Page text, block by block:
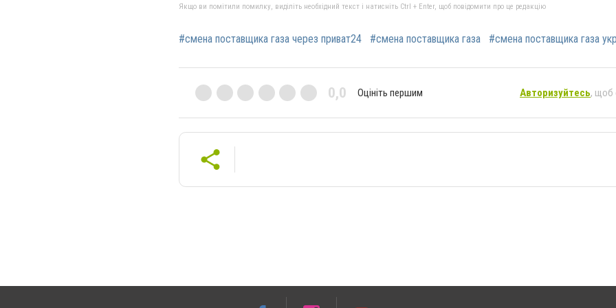
Якщо ви помітили помилку, виділіть необхідний текст і натисніть Ctrl + Enter, щоб повідомити про це редакцію
#смена поставщика газа через приват24 #смена поставщика газа #смена поставщика газа
0,0 Оцініть першим Авторизуйтесь, щоб